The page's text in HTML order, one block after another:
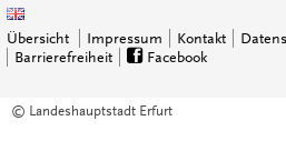
Übersicht Impressum Kontakt
Barrierefreiheit
Facebook
© Landeshauptstadt Erfurt